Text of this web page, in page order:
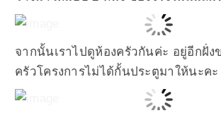
จากนั้นเราไปดูห้องครัวกันค่ะ อยู่อีกฝั่ง
ครัวโครงการไม่ได้กั้นประตูมาให้นะคะ